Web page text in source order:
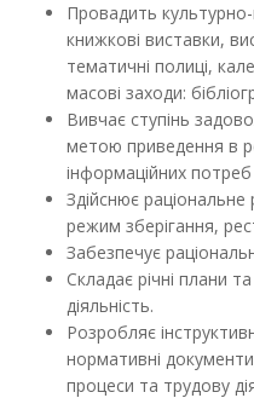
Провадить
книжкові виставки,
тематичні полиці,
масові заходи:
Вивчає ступінь
метою приведення в
інформаційних потреб
Здійснює
режим зберігання,
Забезпечує
Складає річні плани
діяльність.
Розробляє
нормативні
процеси та трудову